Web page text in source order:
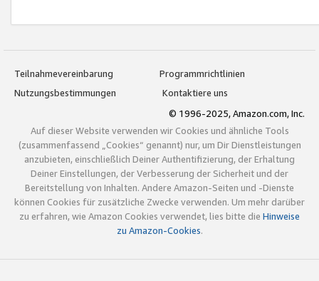
Teilnahmevereinbarung
Programmrichtlinien
Nutzungsbestimmungen
Kontaktiere uns
© 1996-2025, Amazon.com, Inc.
Auf dieser Website verwenden wir Cookies und ähnliche Tools
(zusammenfassend „Cookies“ genannt) nur, um Dir Dienstleistungen
anzubieten, einschließlich Deiner Authentifizierung, der Erhaltung
Deiner Einstellungen, der Verbesserung der Sicherheit und der
Bereitstellung von Inhalten. Andere Amazon-Seiten und -Dienste
können Cookies für zusätzliche Zwecke verwenden. Um mehr darüber
zu erfahren, wie Amazon Cookies verwendet, lies bitte die Hinweise
zu Amazon-Cookies.